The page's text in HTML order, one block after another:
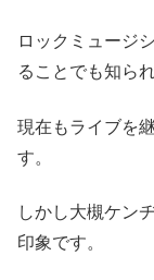
ロックミュージ
ることでも知られ
現在もライブを
す。
しかし大槻ケン
印象です。